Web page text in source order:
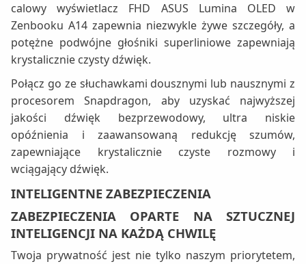
calowy wyświetlacz FHD ASUS Lumina OLED w
Zenbooku A14 zapewnia niezwykle żywe szczegóły, a
potężne podwójne głośniki superliniowe zapewniają
krystalicznie czysty dźwięk.
Połącz go ze słuchawkami dousznymi lub nausznymi z
procesorem Snapdragon, aby uzyskać najwyższej
jakości dźwięk bezprzewodowy, ultra niskie
opóźnienia i zaawansowaną redukcję szumów,
zapewniające krystalicznie czyste rozmowy i
wciągający dźwięk.
INTELIGENTNE ZABEZPIECZENIA
ZABEZPIECZENIA OPARTE NA SZTUCZNEJ
INTELIGENCJI NA KAŻDĄ CHWILĘ
Twoja prywatność jest nie tylko naszym priorytetem,